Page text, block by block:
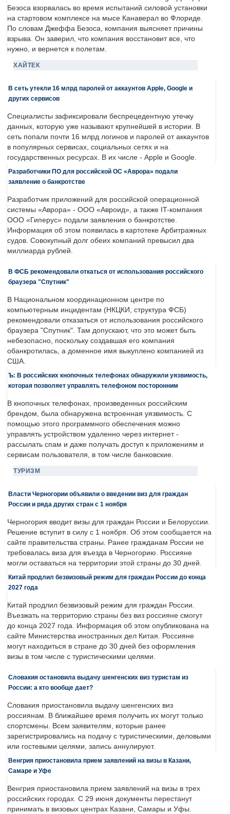
Безоса взорвалась во время испытаний силовой установки
на стартовом комплексе на мысе Канаверал во Флориде.
По словам Джеффа Безоса, компания выясняет причины
взрыва. Он заверил, что компания восстановит все, что
нужно, и вернется к полетам.
ХАЙТЕК
В сеть утекли 16 млрд паролей от аккаунтов Apple, Google и
других сервисов
Специалисты зафиксировали беспрецедентную утечку
данных, которую уже называют крупнейшей в истории. В
сеть попали почти 16 млрд логинов и паролей от аккаунтов
в популярных сервисах, социальных сетях и на
государственных ресурсах. В их числе - Apple и Google.
Разработчики ПО для российской ОС «Аврора» подали
заявление о банкротстве
Разработчик приложений для российской операционной
системы «Аврора» - ООО «Авроид», а также IT-компания
ООО «Гиперус» подали заявления о банкротстве.
Информация об этом появилась в картотеке Арбитражных
судов. Совокупный долг обеих компаний превысил два
миллиарда рублей.
В ФСБ рекомендовали откаться от использования российского
браузера "Спутник"
В Национальном координационном центре по
компьютерным инцидентам (НКЦКИ, структура ФСБ)
рекомендовали отказаться от использования российского
браузера "Спутник". Там допускают, что это может быть
небезопасно, поскольку создавшая его компания
обанкротилась, а доменное имя выкуплено компанией из
США.
Ъ: В российских кнопочных телефонах обнаружили уязвимость,
которая позволяет управлять телефоном посторонним
В кнопочных телефонах, произведенных российским
брендом, была обнаружена встроенная уязвимость. С
помощью этого программного обеспечения можно
управлять устройством удаленно через интернет -
рассылать спам и даже получать доступ к приложениям и
сервисам пользователя, в том числе банковские.
ТУРИЗМ
Власти Черногории объявили о введении виз для граждан
России и ряда других стран с 1 ноября
Черногория вводит визы для граждан России и Белоруссии.
Решение вступит в силу с 1 ноября. Об этом сообщается на
сайте правительства страны. Ранее гражданам России не
требовалась виза для въезда в Черногорию. Россияне
могли оставаться на территории этой страны до 30 дней.
Китай продлил безвизовый режим для граждан России до конца
2027 года
Китай продлил безвизовый режим для граждан России.
Въезжать на территорию страны без виз россияне смогут
до конца 2027 года. Информация об этом опубликована на
сайте Министерства иностранных дел Китая. Россияне
могут находиться в стране до 30 дней без оформления
визы в том числе с туристическими целями.
Словакия остановила выдачу шенгенских виз туристам из
России: а кто вообще дает?
Словакия приостановила выдачу шенгенских виз
россиянам. В ближайшее время получить их могут только
спортсмены. Всем заявителям, которые ранее
зарегистрировались на подачу с туристическими, деловыми
или гостевыми целями, запись аннулируют.
Венгрия приостановила прием заявлений на визы в Казани,
Самаре и Уфе
Венгрия приостановила прием заявлений на визы в трех
российских городах. С 29 июня документы перестанут
принимать в визовых центрах Казани, Самары и Уфы.